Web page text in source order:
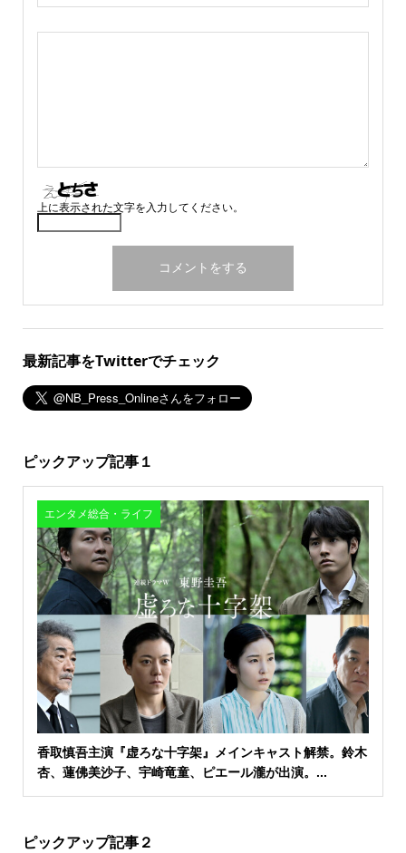
上に表示された文字を入力してください。
最新記事をTwitterでチェック
ピックアップ記事１
エンタメ総合・ライフ
香取慎吾主演『虚ろな十字架』メインキャスト解禁。鈴木
杏、蓮佛美沙子、宇崎竜童、ピエール瀧が出演。...
ピックアップ記事２